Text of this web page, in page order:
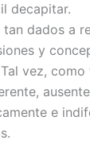
decapitar.
dados a
y
vez,
e